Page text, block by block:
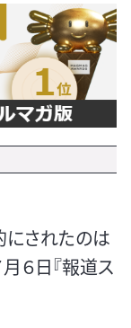
にされたのは
６日『報道ス